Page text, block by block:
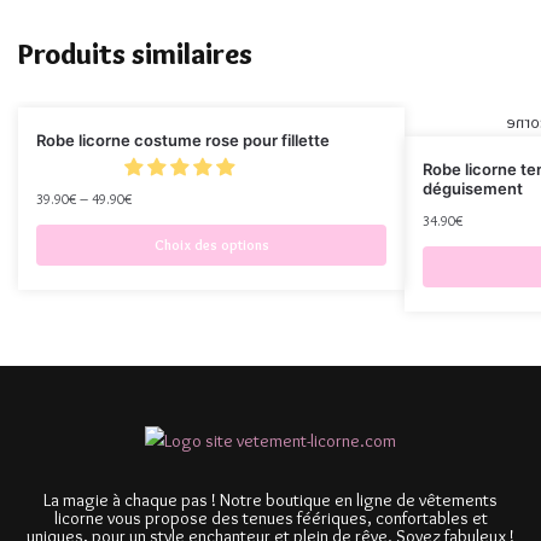
Produits similaires
Robe licorne costume rose pour fillette
39.90€ – 49.90€
Choix des options
Robe licorne
déguisement
34.90€
La magie à chaque pas ! Notre boutique en ligne de vêtements
licorne vous propose des tenues féériques, confortables et
uniques, pour un style enchanteur et plein de rêve. Soyez fabuleux !